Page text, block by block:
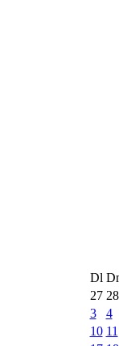
Dl
27 28
3
4
10 11